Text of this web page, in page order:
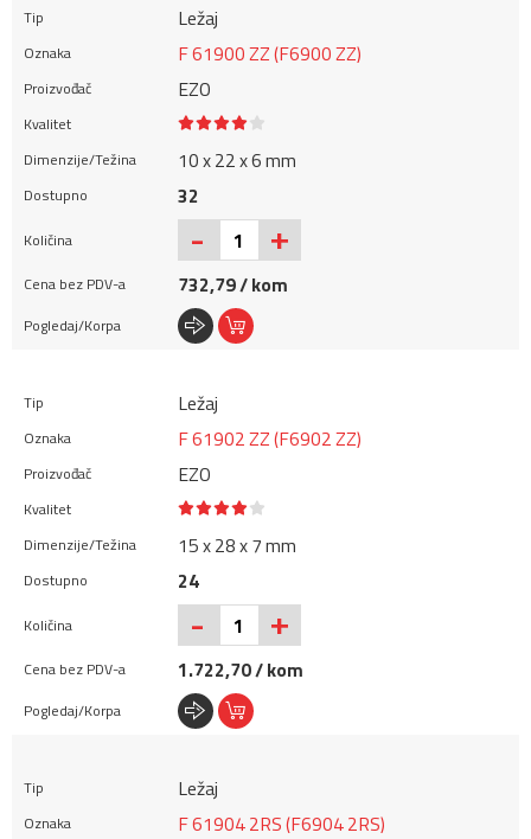
Ležaj
F 61900 ZZ (F6900 ZZ)
EZO
10 x 22 x 6 mm
32
- +
732,79 / kom
Ležaj
F 61902 ZZ (F6902 ZZ)
EZO
15 x 28 x 7 mm
24
- +
1.722,70 / kom
Ležaj
F 61904 2RS (F6904 2RS)